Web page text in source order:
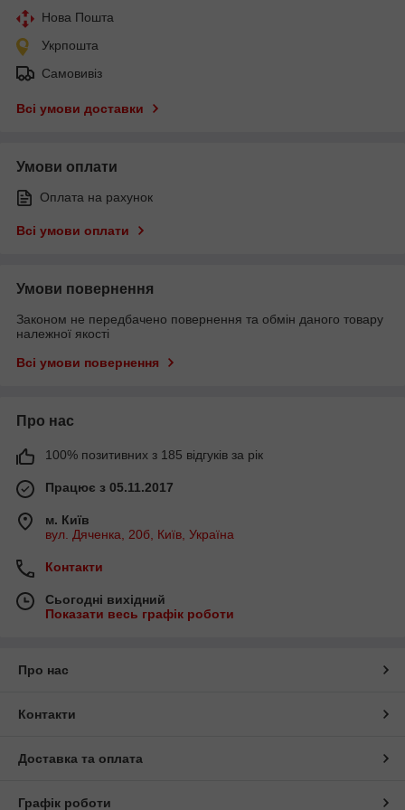
Нова Пошта
Укрпошта
Самовивіз
Всі умови доставки
Умови оплати
Оплата на рахунок
Всі умови оплати
Умови повернення
Законом не передбачено повернення та обмін даного товару
належної якості
Всі умови повернення
Про нас
100% позитивних з 185 відгуків за рік
Працює з 05.11.2017
м. Київ
вул. Дяченка, 20б, Київ, Україна
Контакти
Сьогодні вихідний
Показати весь графік роботи
Про нас
Контакти
Доставка та оплата
Графік роботи